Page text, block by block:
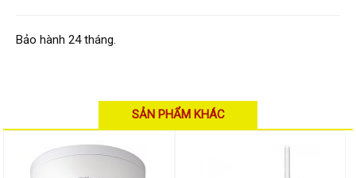
Giải pháp
LẮP ĐẶT CAMERA TRỌN GÓI
GIẢI PHÁP NHỎ TRỌN GÓI
Hướng dẫn sử dụng
Tài liệu kỹ thuật
Tin tức
Bảo hành 24 tháng.
SẢN PHẨM KHÁC